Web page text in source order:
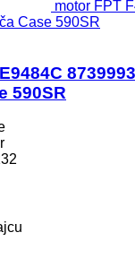
motor FPT
Case 590SR
590SR